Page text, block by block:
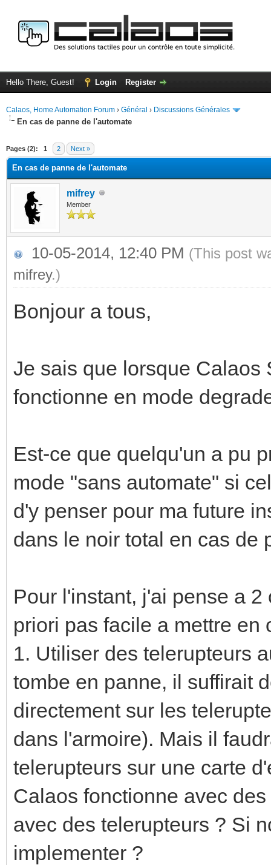
Hello There, Guest! Login Register
Calaos, Home Automation Forum › Général › Discussions Générales
En cas de panne de l'automate
Pages (2): 1 2 Next »
En cas de panne de l'automate
mifrey
Member
10-05-2014, 12:40 PM (This post
mifrey.)
Bonjour a tous,
Je sais que lorsque Calaos
fonctionne en mode
Est-ce que quelqu'un a pu
mode "sans automate" si
d'y penser pour ma future
dans le noir total en cas de
Pour l'instant, j'ai pense a
priori pas facile a mettre en
1. Utiliser des telerupteurs
tombe en panne, il suffirait
directement sur les
dans l'armoire). Mais il
telerupteurs sur une carte
Calaos fonctionne avec
avec des telerupteurs ? Si
implementer ?